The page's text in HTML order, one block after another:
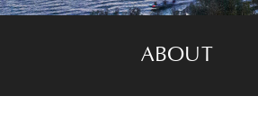
ABOUT